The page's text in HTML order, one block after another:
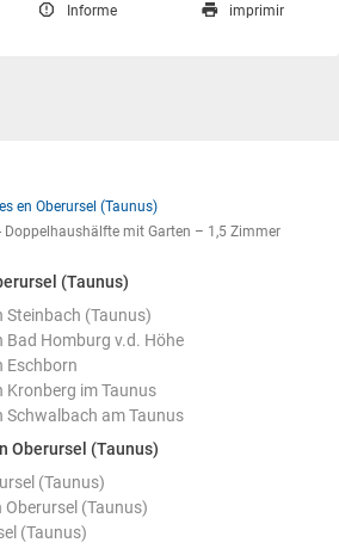
Informe imprimir
en Oberursel (Taunus)
Doppelhaushälfte mit Garten – 1,5 Zimmer
(Taunus)
Steinbach (Taunus)
Bad Homburg v.d. Höhe
Eschborn
Kronberg im Taunus
Schwalbach am Taunus
Oberursel (Taunus)
(Taunus)
(Taunus)
(Taunus)